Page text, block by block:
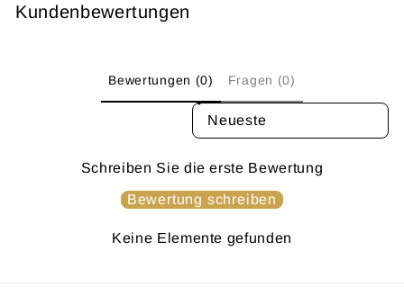
Kundenbewertungen
Bewertungen (0) Fragen (0)
SORT REVIEWS BY
Schreiben Sie die erste Bewertung
Bewertung schreiben
Keine Elemente gefunden